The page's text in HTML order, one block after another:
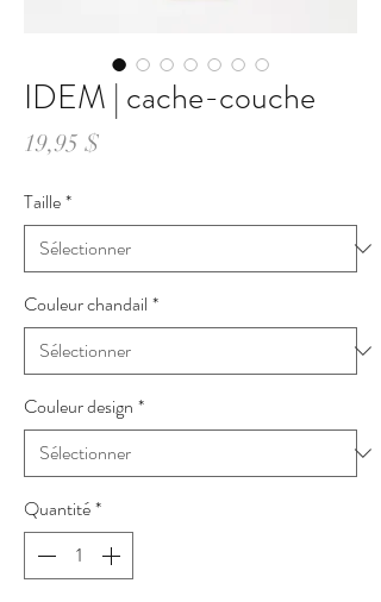
IDEM | cache-couche
19,95 $
Taille*
Couleur chandail *
Couleur design *
Quantité*